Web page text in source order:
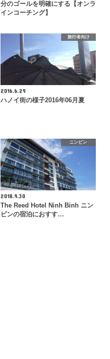
分のゴールを明確にする【オンラ
インコーチング】
旅行者向け
2016.6.29
ハノイ街の様子2016年06月夏
ニンビン
2018.9.30
The Reed Hotel Ninh Binh ニン
ビンの宿泊におすす…